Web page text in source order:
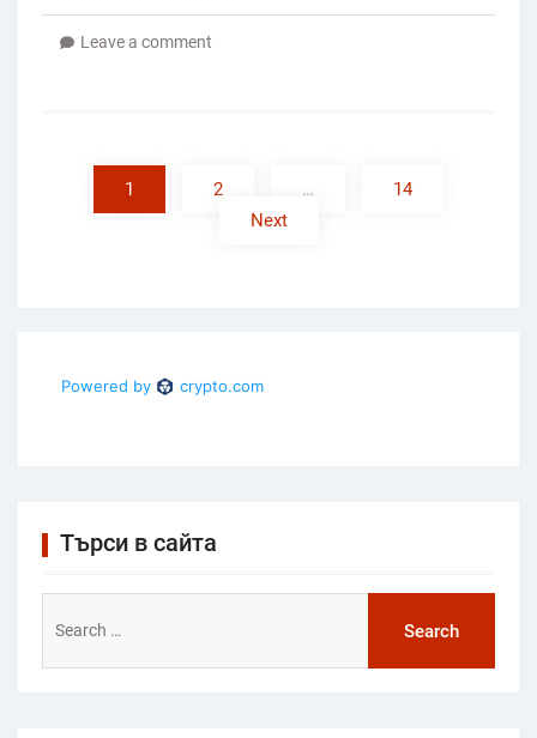
Leave a comment
pagination
1 2 …
14
Next
Търси в сайта
for: